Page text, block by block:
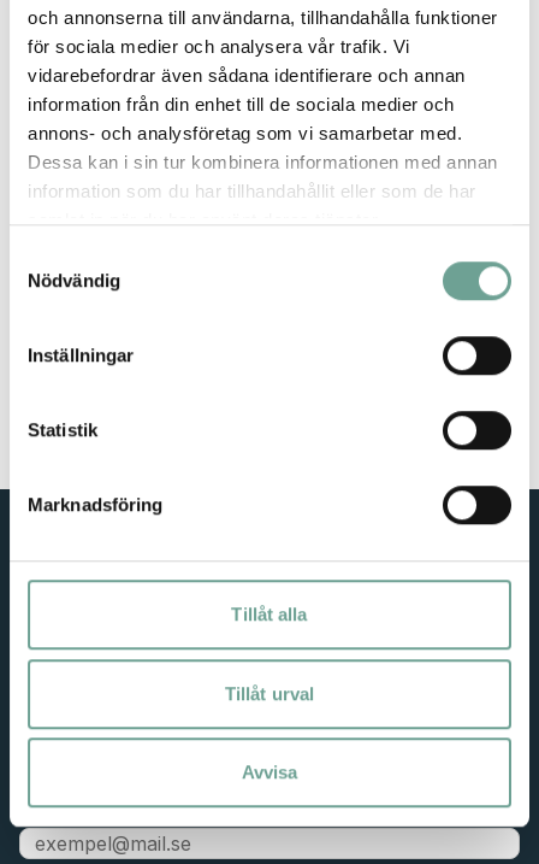
och annonserna till användarna, tillhandahålla funktioner
för sociala medier och analysera vår trafik. Vi
vidarebefordrar även sådana identifierare och annan
information från din enhet till de sociala medier och
annons- och analysföretag som vi samarbetar med.
Dessa kan i sin tur kombinera informationen med annan
information som du har tillhandahållit eller som de har
samlat in när du har använt deras tjänster.
Nödvändig
Inställningar
Statistik
Marknadsföring
Tillåt alla
Tillåt urval
Avvisa
Hammarby Sjöstad 2.0
footprint of cities in collaboration with residents,
businesses, researchers, and municipalities/districts.
Subscribe to our newsletter — in Swedish
Email